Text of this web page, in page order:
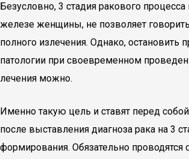
Безусловно, 3 стадия ракового
железе женщины, не позволяет
полного излечения. Однако, остановить
патологии при своевременном
лечения можно.
Именно такую цель и ставят перед
после выставления диагноза рака на 3
формирования. Обязательно